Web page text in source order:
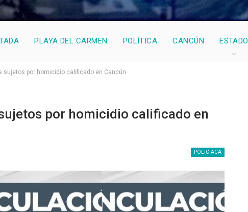
PLAYA DEL CARMEN POLÍTICA CANCÚN ESTADO
sujetos por homicidio calificado en Cancún
por homicidio calificado en
POLICIACA